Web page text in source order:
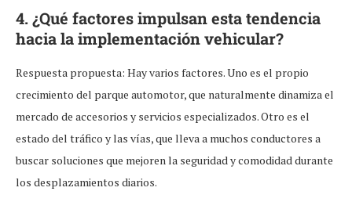
4. ¿Qué factores impulsan esta tendencia
hacia la implementación vehicular?
Respuesta propuesta: Hay varios factores. Uno es el propio
crecimiento del parque automotor, que naturalmente dinamiza el
mercado de accesorios y servicios especializados. Otro es el
estado del tráfico y las vías, que lleva a muchos conductores a
buscar soluciones que mejoren la seguridad y comodidad durante
los desplazamientos diarios.